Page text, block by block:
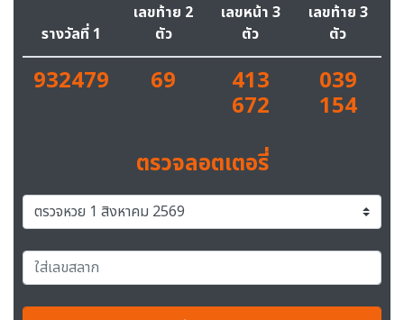
รางวัลที่ 1
เลขท้าย 2
ตัว
เลขหน้า 3
ตัว
เลขท้าย 3
ตัว
932479 69 413
672
039
154
ตรวจลอตเตอรี่